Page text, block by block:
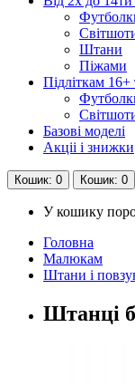
Штани
Піжами
Підліткам
Базові моделі
Акціі і знижки
Кошик: 0 Кошик: 0
У кошику
Головна
Малюкам
Штани і
Штанці